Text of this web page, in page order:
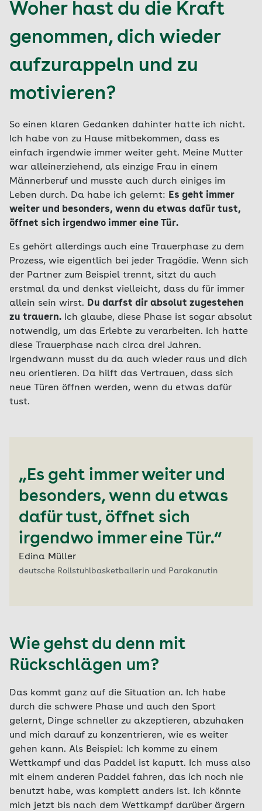
Woher hast du die Kraft
genommen, dich wieder
aufzurappeln und zu
motivieren?
So einen klaren Gedanken dahinter hatte ich nicht.
Ich habe von zu Hause mitbekommen, dass es
einfach irgendwie immer weiter geht. Meine Mutter
war alleinerziehend, als einzige Frau in einem
Männerberuf und musste auch durch einiges im
Leben durch. Da habe ich gelernt: Es geht immer
weiter und besonders, wenn du etwas dafür tust,
öffnet sich irgendwo immer eine Tür.
Es gehört allerdings auch eine Trauerphase zu dem
Prozess, wie eigentlich bei jeder Tragödie. Wenn sich
der Partner zum Beispiel trennt, sitzt du auch
erstmal da und denkst vielleicht, dass du für immer
allein sein wirst. Du darfst dir absolut zugestehen
zu trauern. Ich glaube, diese Phase ist sogar absolut
notwendig, um das Erlebte zu verarbeiten. Ich hatte
diese Trauerphase nach circa drei Jahren.
Irgendwann musst du da auch wieder raus und dich
neu orientieren. Da hilft das Vertrauen, dass sich
neue Türen öffnen werden, wenn du etwas dafür
tust.
„Es geht immer weiter und
besonders, wenn du etwas
dafür tust, öffnet sich
irgendwo immer eine Tür.“
Edina Müller
deutsche Rollstuhlbasketballerin und Parakanutin
Wie gehst du denn mit
Rückschlägen um?
Das kommt ganz auf die Situation an. Ich habe
durch die schwere Phase und auch den Sport
gelernt, Dinge schneller zu akzeptieren, abzuhaken
und mich darauf zu konzentrieren, wie es weiter
gehen kann. Als Beispiel: Ich komme zu einem
Wettkampf und das Paddel ist kaputt. Ich muss also
mit einem anderen Paddel fahren, das ich noch nie
benutzt habe, was komplett anders ist. Ich könnte
mich jetzt bis nach dem Wettkampf darüber ärgern